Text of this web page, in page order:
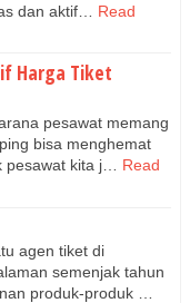
dan aktif…
Read
Harga Tiket
pesawat memang
bisa menghemat
kita j…
Read
agen tiket di
semenjak tahun
produk-produk …